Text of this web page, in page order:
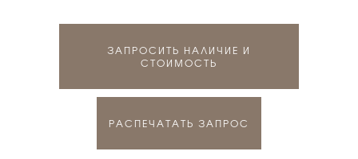
ЗАПРОСИТЬ НАЛИЧИЕ И
СТОИМОСТЬ
РАСПЕЧАТАТЬ ЗАПРОС